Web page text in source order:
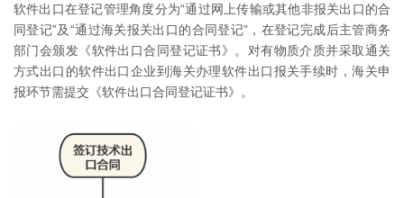
软件出口在登记管理角度分为“通过网上传输或其他非报关出口的合
同登记”及“通过海关报关出口的合同登记”，在登记完成后主管商务
部门会颁发《软件出口合同登记证书》。对有物质介质并采取通关
方式出口的软件出口企业到海关办理软件出口报关手续时，海关申
报环节需提交《软件出口合同登记证书》。